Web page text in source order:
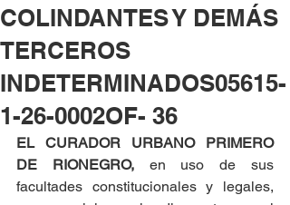
COLINDANTES Y DEMÁS
TERCEROS
INDETERMINADOS05615-
1-26-0002OF- 36
EL CURADOR URBANO PRIMERO
DE RIONEGRO, en uso de sus
facultades constitucionales y legales,